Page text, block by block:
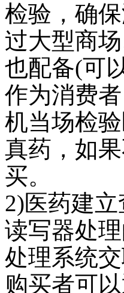
检验，确
过大型商
也配备(可
作为消费
机当场检
真药，如
买。
2)医药建
读写器处
处理系统
购买者可